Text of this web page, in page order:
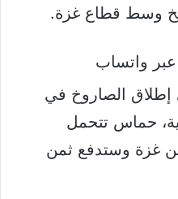
وسط قطاع غزة.
إطلاق الصاروخ في
حماس تتحمل
غزة وستدفع ثمن